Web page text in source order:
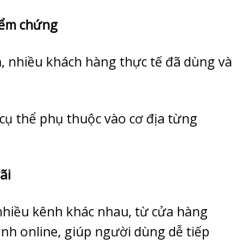
chứng
nhiều khách hàng thực tế đã dùng và
thể phụ thuộc vào cơ địa từng
kênh khác nhau, từ cửa hàng
online, giúp người dùng dễ tiếp